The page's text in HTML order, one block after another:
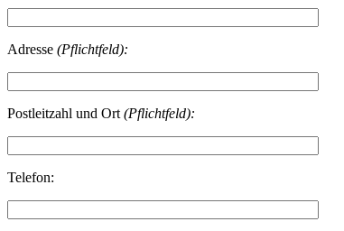
Adresse (Pflichtfeld):
Postleitzahl und Ort (Pflichtfeld):
Telefon: